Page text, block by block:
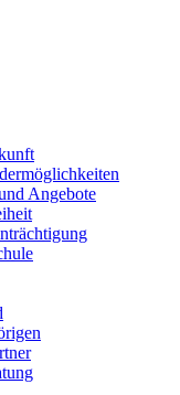
Angebote